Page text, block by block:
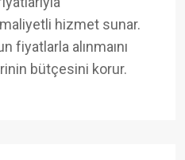
hizmet sunar.
fiyatlarla alınmaını
bütçesini korur.